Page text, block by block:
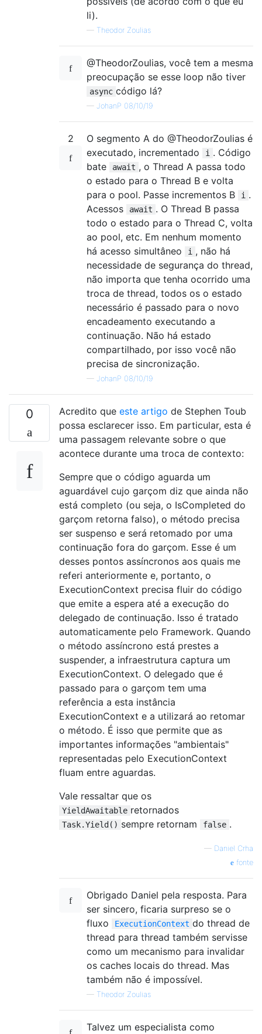
li).
— Theodor Zoulias
@TheodorZoulias, você tem a mesma
preocupação se esse loop não tiver
async código lá?
— JohanP 08/10/19
2
O segmento A do @TheodorZoulias é
executado, incrementado
i . Código
bate
await , o Thread A passa todo
o estado para o Thread B e volta
para o pool. Passe incrementos B
i .
Acessos
await . O Thread B passa
todo o estado para o Thread C, volta
ao pool, etc. Em nenhum momento
há acesso simultâneo
i , não há
necessidade de segurança do thread,
não importa que tenha ocorrido uma
troca de thread, todos os o estado
necessário é passado para o novo
encadeamento executando a
continuação. Não há estado
compartilhado, por isso você não
precisa de sincronização.
— JohanP 08/10/19
0 Acredito que este artigo de Stephen Toub
possa esclarecer isso. Em particular, esta é
uma passagem relevante sobre o que
acontece durante uma troca de contexto:
Sempre que o código aguarda um
aguardável cujo garçom diz que ainda não
está completo (ou seja, o IsCompleted do
garçom retorna falso), o método precisa
ser suspenso e será retomado por uma
continuação fora do garçom. Esse é um
desses pontos assíncronos aos quais me
referi anteriormente e, portanto, o
ExecutionContext precisa fluir do código
que emite a espera até a execução do
delegado de continuação. Isso é tratado
automaticamente pelo Framework. Quando
o método assíncrono está prestes a
suspender, a infraestrutura captura um
ExecutionContext. O delegado que é
passado para o garçom tem uma
referência a esta instância
ExecutionContext e a utilizará ao retomar
o método. É isso que permite que as
importantes informações "ambientais"
representadas pelo ExecutionContext
fluam entre aguardas.
Vale ressaltar que os
YieldAwaitable retornados
Task.Yield() sempre retornam false .
— Daniel Crha
fonte
Obrigado Daniel pela resposta. Para
ser sincero, ficaria surpreso se o
fluxo
ExecutionContext do thread de
thread para thread também servisse
como um mecanismo para invalidar
os caches locais do thread. Mas
também não é impossível.
— Theodor Zoulias
Talvez um especialista como